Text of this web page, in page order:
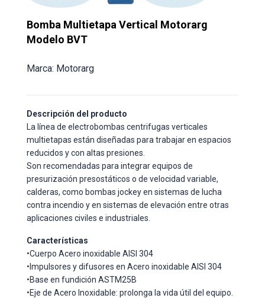
Bomba Multietapa Vertical Motorarg
Modelo BVT
Marca: Motorarg
Descripción del producto
La línea de electrobombas centrifugas verticales
multietapas están diseñadas para trabajar en espacios
reducidos y con altas presiones.
Son recomendadas para integrar equipos de
presurización presostáticos o de velocidad variable,
calderas, como bombas jockey en sistemas de lucha
contra incendio y en sistemas de elevación entre otras
aplicaciones civiles e industriales.
Características
•Cuerpo Acero inoxidable AISI 304
•Impulsores y difusores en Acero inoxidable AISI 304
•Base en fundición ASTM25B
•Eje de Acero Inoxidable: prolonga la vida útil del equipo.